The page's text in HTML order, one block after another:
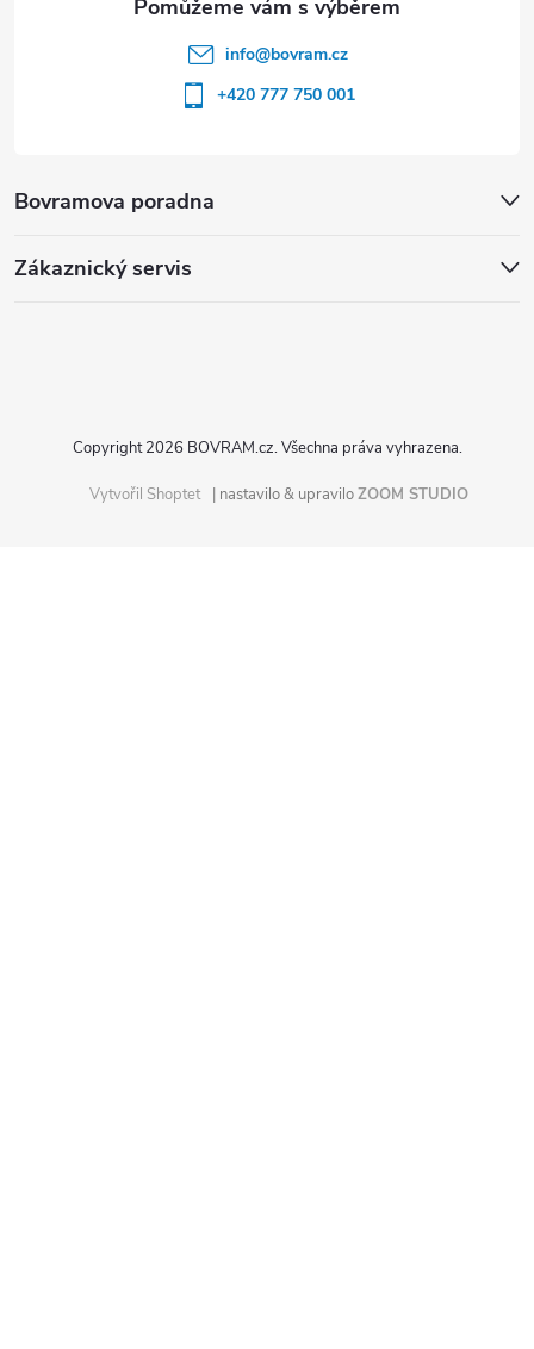
Bovramova poradna
Zákaznický servis
info@bovram.cz
+420 777 750 001
Vytvořil Shoptet | nastavilo & upraviloZOOM STUDIO
Copyright 2026 BOVRAM.cz. Všechna práva vyhrazena.